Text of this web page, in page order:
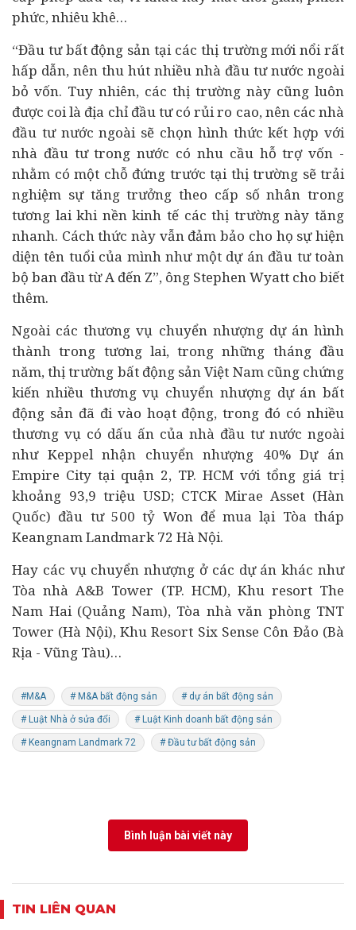
phức, nhiêu khê…
“Đầu tư bất động sản tại các thị trường mới nổi rất
hấp dẫn, nên thu hút nhiều nhà đầu tư nước ngoài
bỏ vốn. Tuy nhiên, các thị trường này cũng luôn
được coi là địa chỉ đầu tư có rủi ro cao, nên các nhà
đầu tư nước ngoài sẽ chọn hình thức kết hợp với
nhà đầu tư trong nước có nhu cầu hỗ trợ vốn -
nhằm có một chỗ đứng trước tại thị trường sẽ trải
nghiệm sự tăng trưởng theo cấp số nhân trong
tương lai khi nềnkinh tế các thị trường này tăng
nhanh. Cách thức này vẫn đảm bảo cho họ sự hiện
diện tên tuổi của mình như một dự án đầu tư toàn
bộ ban đầu từ A đến Z”, ông Stephen Wyatt cho biết
thêm.
Ngoài các thương vụ chuyển nhượng dự án hình
thành trong tương lai, trong những tháng đầu
năm, thị trường bất động sản Việt Nam cũng chứng
kiến nhiều thương vụ chuyển nhượng dự án bất
động sản đã đi vào hoạt động, trong đó có nhiều
thương vụ có dấu ấn của nhà đầu tư nước ngoài
như Keppel nhận chuyển nhượng 40% Dự án
Empire City tại quận 2, TP. HCM với tổng giá trị
khoảng 93,9 triệu USD; CTCK Mirae Asset (Hàn
Quốc) đầu tư 500 tỷ Won để mua lại Tòa tháp
Keangnam Landmark 72 Hà Nội.
Hay các vụ chuyển nhượng ở các dự án khác như
Tòa nhà A&B Tower (TP. HCM), Khu resort The
Nam Hai (Quảng Nam), Tòa nhà văn phòng TNT
Tower (Hà Nội), Khu Resort Six Sense Côn Đảo (Bà
Rịa - Vũng Tàu)…
#M&A # M&A bất động sản # dự án bất động sản
# Luật Nhà ở sửa đổi # Luật Kinh doanh bất động sản
# Keangnam Landmark 72 # Đầu tư bất động sản
Bình luận bài viết này
TIN LIÊN QUAN